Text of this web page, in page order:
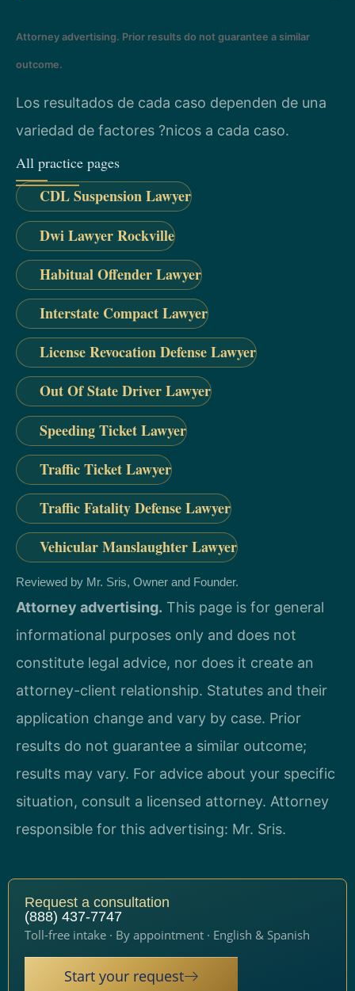
Attorney advertising. Prior results do not guarantee a similar
outcome.
Los resultados de cada caso dependen de una
variedad de factores ?nicos a cada caso.
All practice pages
CDL Suspension Lawyer
Dwi Lawyer Rockville
Habitual Offender Lawyer
Interstate Compact Lawyer
License Revocation Defense Lawyer
Out Of State Driver Lawyer
Speeding Ticket Lawyer
Traffic Ticket Lawyer
Traffic Fatality Defense Lawyer
Vehicular Manslaughter Lawyer
Reviewed by Mr. Sris, Owner and Founder.
Attorney advertising. This page is for general
informational purposes only and does not
constitute legal advice, nor does it create an
attorney-client relationship. Statutes and their
application change and vary by case. Prior
results do not guarantee a similar outcome;
results may vary. For advice about your specific
situation, consult a licensed attorney. Attorney
responsible for this advertising: Mr. Sris.
Request a consultation
(888) 437-7747
Toll-free intake · By appointment · English & Spanish
Start your request